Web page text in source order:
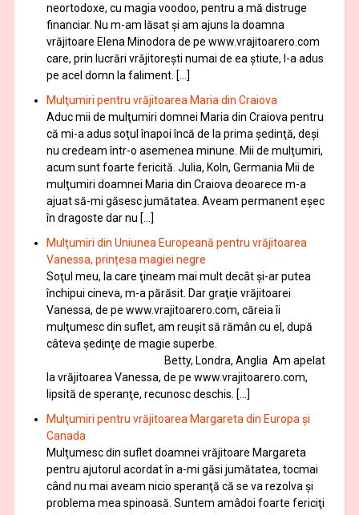
neortodoxe, cu magia voodoo, pentru a mă distruge
financiar. Nu m-am lăsat şi am ajuns la doamna
vrăjitoare Elena Minodora de pe www.vrajitoarero.com
care, prin lucrări vrăjitorești numai de ea ştiute, l-a adus
pe acel domn la faliment. […]
Mulţumiri pentru vrăjitoarea Maria din Craiova
Aduc mii de mulţumiri domnei Maria din Craiova pentru
că mi-a adus soţul înapoi încă de la prima şedinţă, deşi
nu credeam într-o asemenea minune. Mii de mulţumiri,
acum sunt foarte fericită. Julia, Koln, Germania Mii de
mulţumiri doamnei Maria din Craiova deoarece m-a
ajuat să-mi găsesc jumătatea. Aveam permanent eşec
în dragoste dar nu […]
Mulţumiri din Uniunea Europeană pentru vrăjitoarea
Vanessa, prințesa magiei negre
Soţul meu, la care ţineam mai mult decât și-ar putea
închipui cineva, m-a părăsit. Dar graţie vrăjitoarei
Vanessa, de pe www.vrajitoarero.com, căreia îi
mulţumesc din suflet, am reuşit să rămân cu el, după
câteva şedinţe de magie superbe.
Betty, Londra, Anglia Am apelat
la vrăjitoarea Vanessa, de pe www.vrajitoarero.com,
lipsită de speranţe, recunosc deschis. […]
Mulţumiri pentru vrăjitoarea Margareta din Europa și
Canada
Mulţumesc din suflet doamnei vrăjitoare Margareta
pentru ajutorul acordat în a-mi găsi jumătatea, tocmai
când nu mai aveam nicio speranţă că se va rezolva şi
problema mea spinoasă. Suntem amâdoi foarte fericiţi